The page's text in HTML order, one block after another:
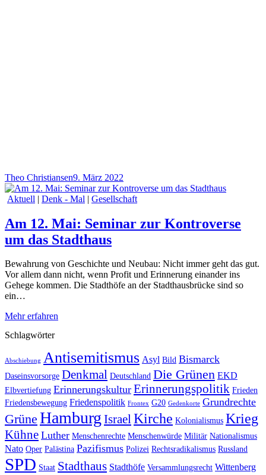
Theo Christiansen9. März 2022
Aktuell | Denk - Mal | Gesellschaft
Am 12. Mai: Seminar zur Kontroverse
um das Stadthaus
Bewahrung von Geschichte und Neubau: Nicht immer geht das gut.
Vor allem dann nicht, wenn Profit und Erinnerung einander ins
Gehege kommen. Die Stadthöfe an der Stadthausbrücke sind so
ein…
Mehr erfahren
Schlagwörter
Abschiebung Antisemitismus Asyl Bild Bismarck
Daseinsvorsorge Denkmal Deutschland Die Grünen EKD
Elbvertiefung Erinnerungskultur Erinnerungspolitik Frieden
Friedensbewegung Friedenspolitik Frontex G20 Gedenkorte Grundrechte
Grüne Hamburg IsraelKirche Kolonialismus Krieg
Kühne Luther Menschenrechte Menschenwürde Militär Nationalismus
Nato Oper Palästina Pazifismus Polizei Rechtsradikalismus Russland
SPD Staat Stadthaus Stadthöfe Versammlungsrecht Wittenberg